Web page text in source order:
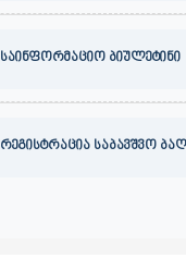
საინფორმაციო ბიულეტინი
რეგისტრაცია საბავშვო